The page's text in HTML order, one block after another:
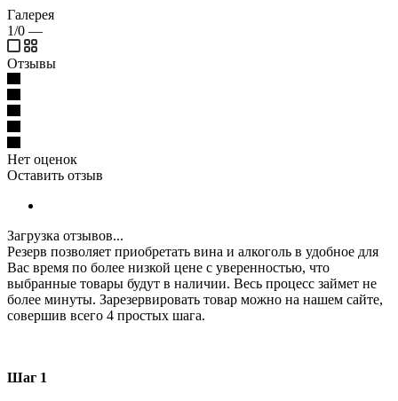
Галерея
1/0 —
Отзывы
Нет оценок
Оставить отзыв
Загрузка отзывов...
Резерв позволяет приобретать вина и алкоголь в удобное для
Вас время по более низкой цене с уверенностью, что
выбранные товары будут в наличии. Весь процесс займет не
более минуты. Зарезервировать товар можно на нашем сайте,
совершив всего 4 простых шага.
Шаг 1